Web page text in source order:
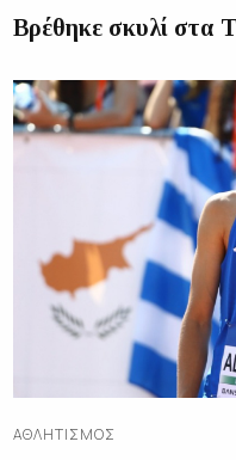
Βρέθηκε σκυλί στα
ΑΘΛΗΤΙΣΜΌΣ